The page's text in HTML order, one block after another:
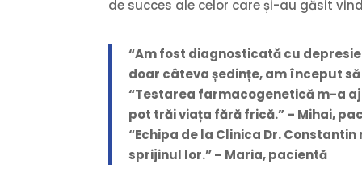
de succes ale celor care și-au găsit
“Am fost diagnosticată cu
doar câteva ședințe, am început
“Testarea farmacogenetică m-a
pot trăi viața fără frică.” – Mihai,
“Echipa de la Clinica Dr.
sprijinul lor.” – Maria, pacientă